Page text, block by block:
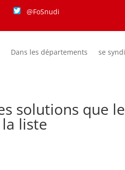
@FoSnudi
Dans les départements se
solutions que le
liste